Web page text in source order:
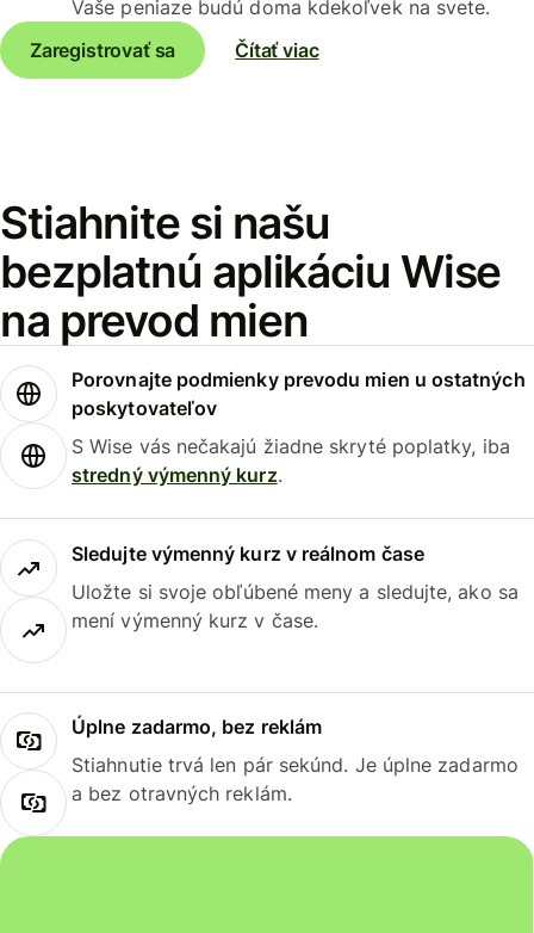
Vaše peniaze budú doma kdekoľvek na svete.
Zaregistrovať sa
Čítať viac
Stiahnite si našu
bezplatnú aplikáciu Wise
na prevod mien
Porovnajte podmienky prevodu mien u ostatných
poskytovateľov
S Wise vás nečakajú žiadne skryté poplatky, iba
stredný výmenný kurz.
Sledujte výmenný kurz v reálnom čase
Uložte si svoje obľúbené meny a sledujte, ako sa
mení výmenný kurz v čase.
Úplne zadarmo, bez reklám
Stiahnutie trvá len pár sekúnd. Je úplne zadarmo
a bez otravných reklám.